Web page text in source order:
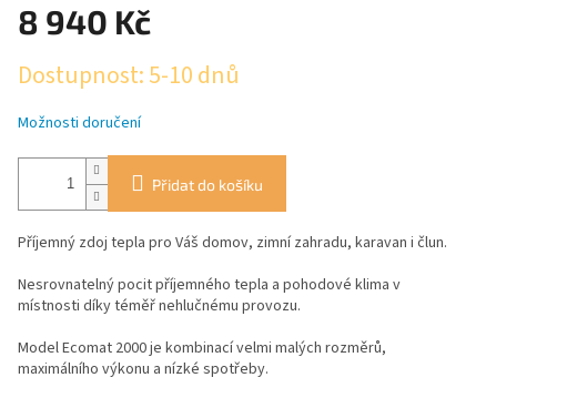
8 940 Kč
cena:
Dostupnost: 5-10 dnů
Možnosti doručení
Přidat do košíku
Příjemný zdoj tepla pro Váš domov, zimní zahradu, karavan i člun.
Nesrovnatelný pocit příjemného tepla a pohodové klima v
místnosti díky téměř nehlučnému provozu.
Model Ecomat 2000 je kombinací velmi malých rozměrů,
maximálního výkonu a nízké spotřeby.